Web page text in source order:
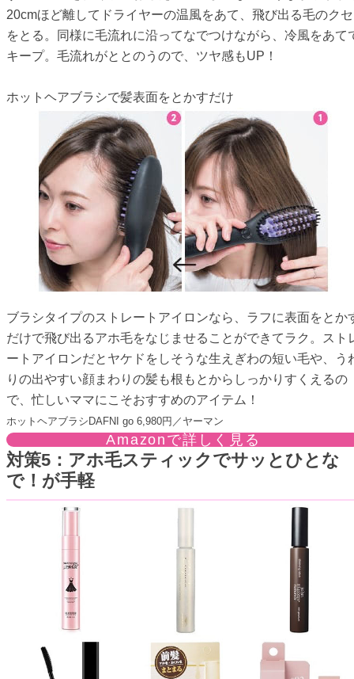
20cmほど離してドライヤーの温風をあて、飛び出る毛のクセ
をとる。同様に毛流れに沿ってなでつけながら、冷風をあて
キープ。毛流れがととのうので、ツヤ感もUP！
ホットヘアブラシで髪表面をとかすだけ
ブラシタイプのストレートアイロンなら、ラフに表面をとか
だけで飛び出るアホ毛をなじませることができてラク。スト
ートアイロンだとヤケドをしそうな生えぎわの短い毛や、う
りの出やすい顔まわりの髪も根もとからしっかりすくえるの
で、忙しいママにこそおすすめのアイテム！
ホットヘアブラシDAFNI go 6,980円／ヤーマン
Amazonで詳しく見る
対策5：アホ毛スティックでサッとひとな
で！が手軽